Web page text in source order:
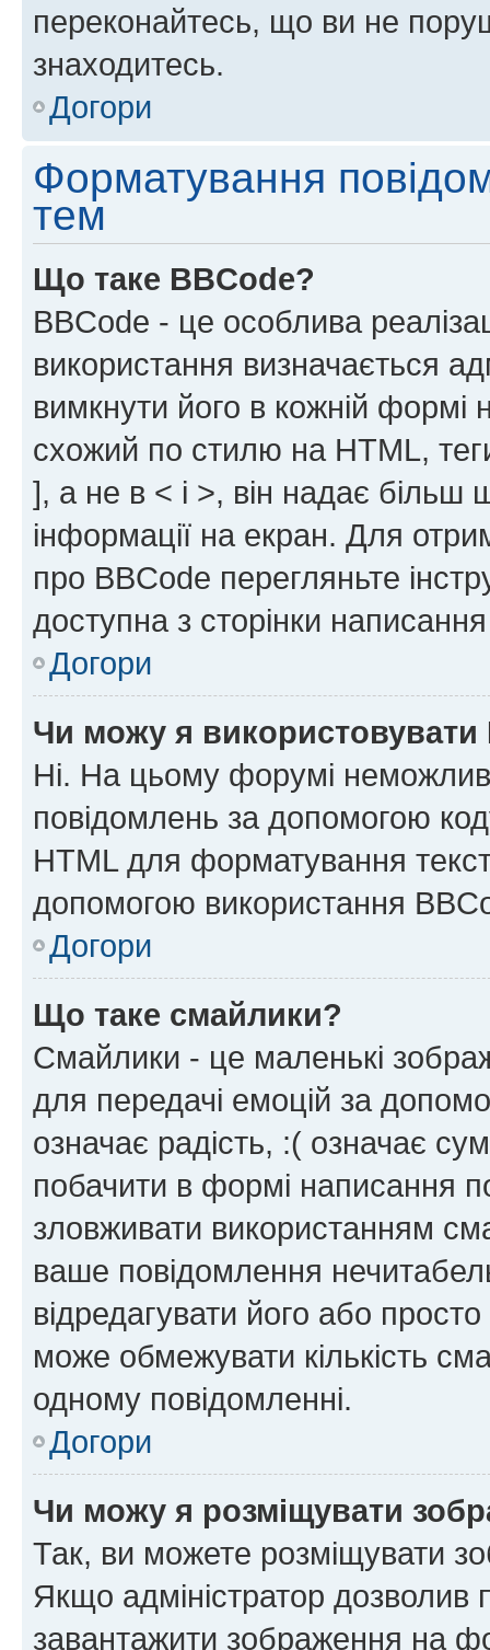
переконайтесь, що ви не
знаходитесь.
Догори
Форматування
тем
Що таке BBCode?
BBCode - це особлива
використання визначається
вимкнути його в кожній
схожий по стилю на HTML,
], а не в < і >, він надає більш
інформації на екран. Для
про BBCode перегляньте
доступна з сторінки
Догори
Чи можу я використовувати
Ні. На цьому форумі
повідомлень за допомогою
HTML для форматування
допомогою використання
Догори
Що таке смайлики?
Смайлики - це маленькі
для передачі емоцій за
означає радість, :( означає
побачити в формі написання
зловживати використанням
ваше повідомлення
відредагувати його або
може обмежувати кількість
одному повідомленні.
Догори
Чи можу я розміщувати
Так, ви можете розміщувати
Якщо адміністратор
завантажити зображення на